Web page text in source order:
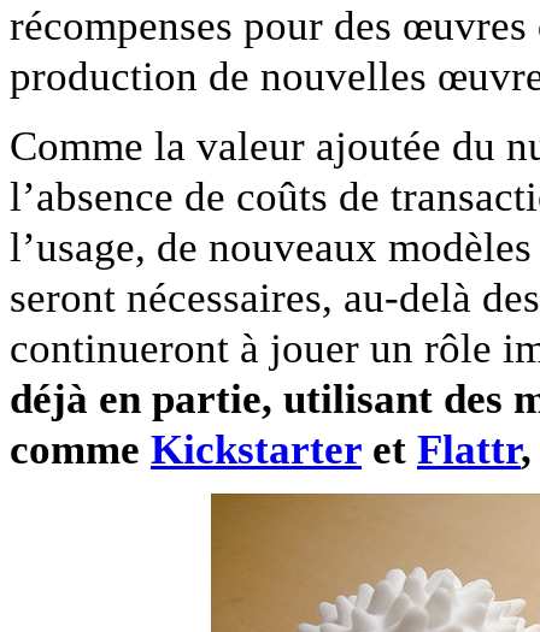
récompenses pour des
production de nouvelles
Comme la valeur ajoutée du
l’absence de coûts de
l’usage, de nouveaux
seront nécessaires, au-delà
continueront à jouer un rôle
déjà en partie, utilisant des
comme Kickstarter et Flattr